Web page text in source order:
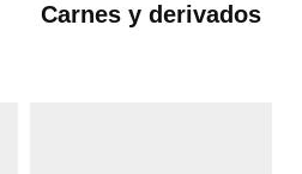
Carnes y derivados